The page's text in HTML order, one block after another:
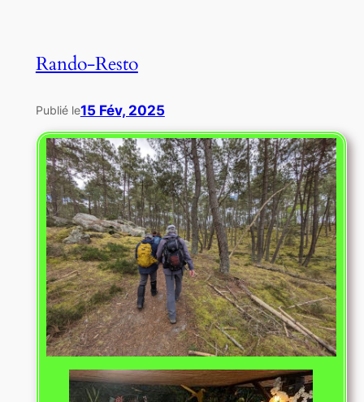
Rando-Resto
Publié le15 Fév, 2025